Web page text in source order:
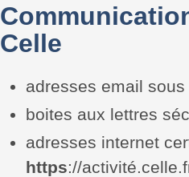
Celle
adresses email sous
boites aux lettres
adresses internet
https://